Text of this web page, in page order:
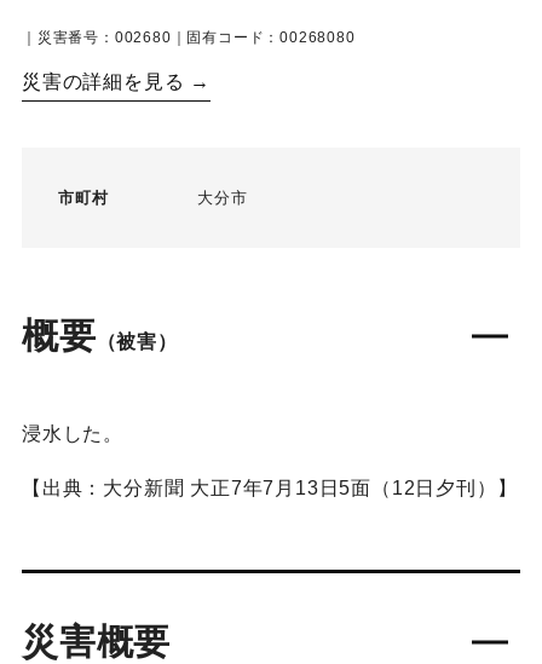
｜災害番号：002680｜固有コード：00268080
災害の詳細を見る →
市町村 大分市
概要 （被害）
浸水した。
【出典：大分新聞 大正7年7月13日5面（12日夕刊）】
災害概要